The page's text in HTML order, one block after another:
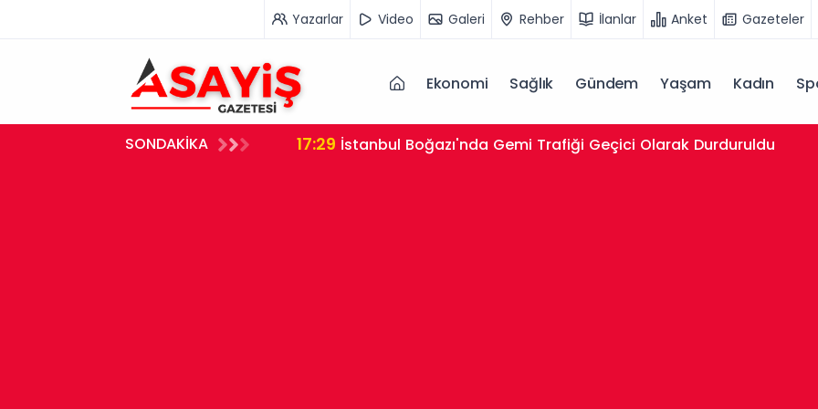
Yazarlar Video Galeri Rehber İlanlar Anket Gazeteler
Ekonomi Sağlık Gündem Yaşam Kadın
SONDAKİKA 17:29 İstanbul Boğazı'nda Gemi Trafiği Geçici Olarak Durduruldu